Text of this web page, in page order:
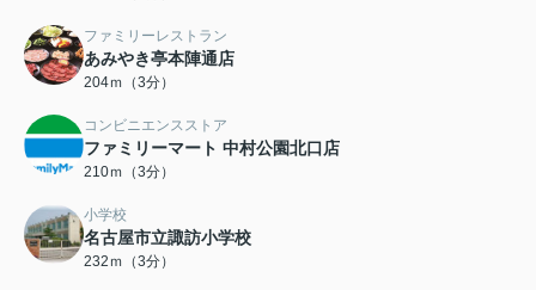
ファミリーレストラン
あみやき亭本陣通店
204ｍ（3分）
コンビニエンスストア
ファミリーマート 中村公園北口店
210ｍ（3分）
小学校
名古屋市立諏訪小学校
232ｍ（3分）